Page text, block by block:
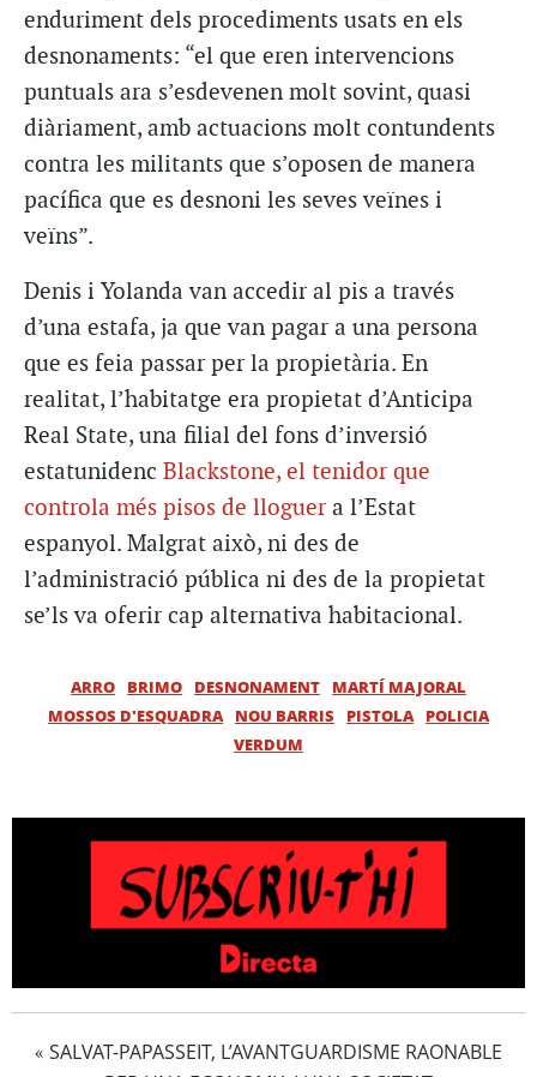
enduriment dels procediments usats en els
desnonaments: “el que eren intervencions
puntuals ara s’esdevenen molt sovint, quasi
diàriament, amb actuacions molt contundents
contra les militants que s’oposen de manera
pacífica que es desnoni les seves veïnes i
veïns”.
Denis i Yolanda van accedir al pis a través
d’una estafa, ja que van pagar a una persona
que es feia passar per la propietària. En
realitat, l’habitatge era propietat d’Anticipa
Real State, una filial del fons d’inversió
estatunidenc Blackstone, el tenidor que
controla més pisos de lloguer a l’Estat
espanyol. Malgrat això, ni des de
l’administració pública ni des de la propietat
se’ls va oferir cap alternativa habitacional.
ARRO BRIMO DESNONAMENT
MARTÍ MAJORAL
MOSSOS D'ESQUADRA
NOU BARRIS PISTOLA
POLICIA
VERDUM
« SALVAT-PAPASSEIT, L’AVANTGUARDISME RAONABLE